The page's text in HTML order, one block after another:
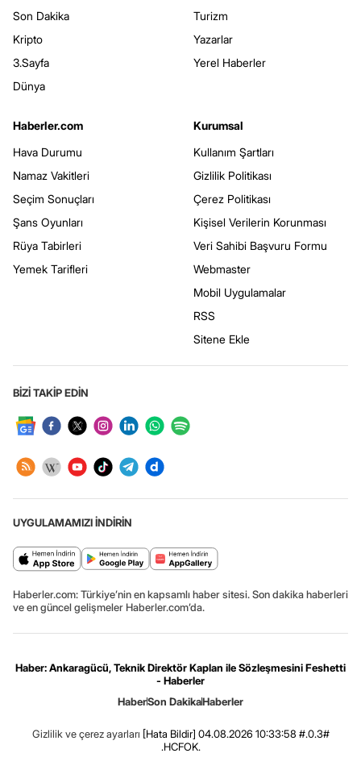
Son Dakika
Kripto
3.Sayfa
Dünya
Turizm
Yazarlar
Yerel Haberler
Haberler.com
Hava Durumu
Namaz Vakitleri
Seçim Sonuçları
Şans Oyunları
Rüya Tabirleri
Yemek Tarifleri
Kurumsal
Kullanım Şartları
Gizlilik Politikası
Çerez Politikası
Kişisel Verilerin Korunması
Veri Sahibi Başvuru Formu
Webmaster
Mobil Uygulamalar
RSS
Sitene Ekle
BİZİ TAKİP EDİN
UYGULAMAMIZI İNDİRİN
Haberler.com: Türkiye’nin en kapsamlı haber sitesi. Son dakika haberleri
ve en güncel gelişmeler Haberler.com’da.
Haber: Ankaragücü, Teknik Direktör Kaplan ile Sözleşmesini Feshetti
- Haberler
HaberSon DakikaHaberler
Gizlilik ve çerez ayarları [Hata Bildir] 04.08.2026 10:33:58 #.0.3#
.HCFOK.